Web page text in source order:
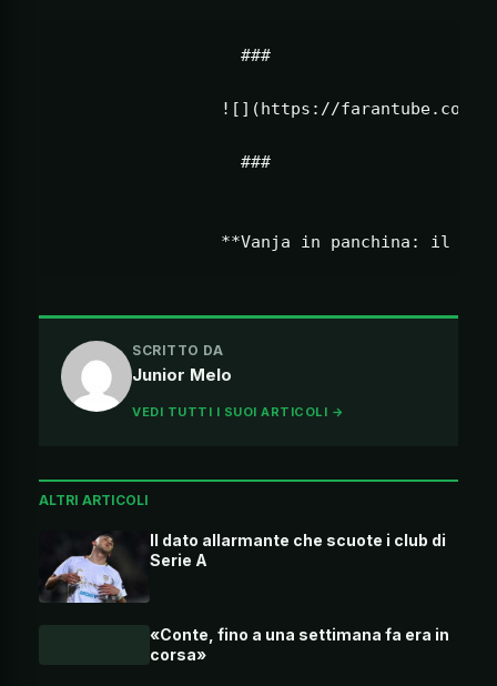
###
![](https://farantube.com/
###
SCRITTO DA
Junior Melo
VEDI TUTTI I SUOI ARTICOLI →
ALTRI ARTICOLI
Il dato allarmante che scuote i club di
Serie A
«Conte, fino a una settimana fa era in
corsa»